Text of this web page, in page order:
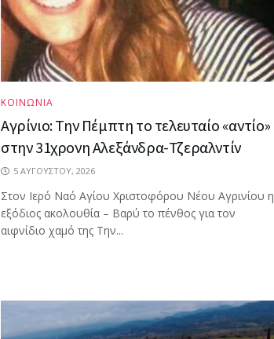
ΚΟΙΝΩΝΙΑ
Αγρίνιο: Την Πέμπτη το τελευταίο «αντίο»
στην 31χρονη Αλεξάνδρα-Τζεραλντίν
5 ΑΥΓΟΎΣΤΟΥ, 2026
Στον Ιερό Ναό Αγίου Χριστοφόρου Νέου Αγρινίου η
εξόδιος ακολουθία – Βαρύ το πένθος για τον
αιφνίδιο χαμό της Την...